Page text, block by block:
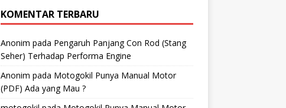
KOMENTAR TERBARU
Anonim pada Pengaruh Panjang Con Rod (Stang
Seher) Terhadap Performa Engine
Anonim pada Motogokil Punya Manual Motor
(PDF) Ada yang Mau ?